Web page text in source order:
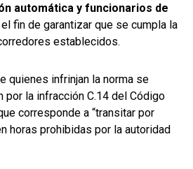
automática y funcionarios de
el fin de garantizar que se cumpla la
establecidos.
quienes infrinjan la norma se
por la infracción C.14 del Código
corresponde a “transitar por
horas prohibidas por la autoridad